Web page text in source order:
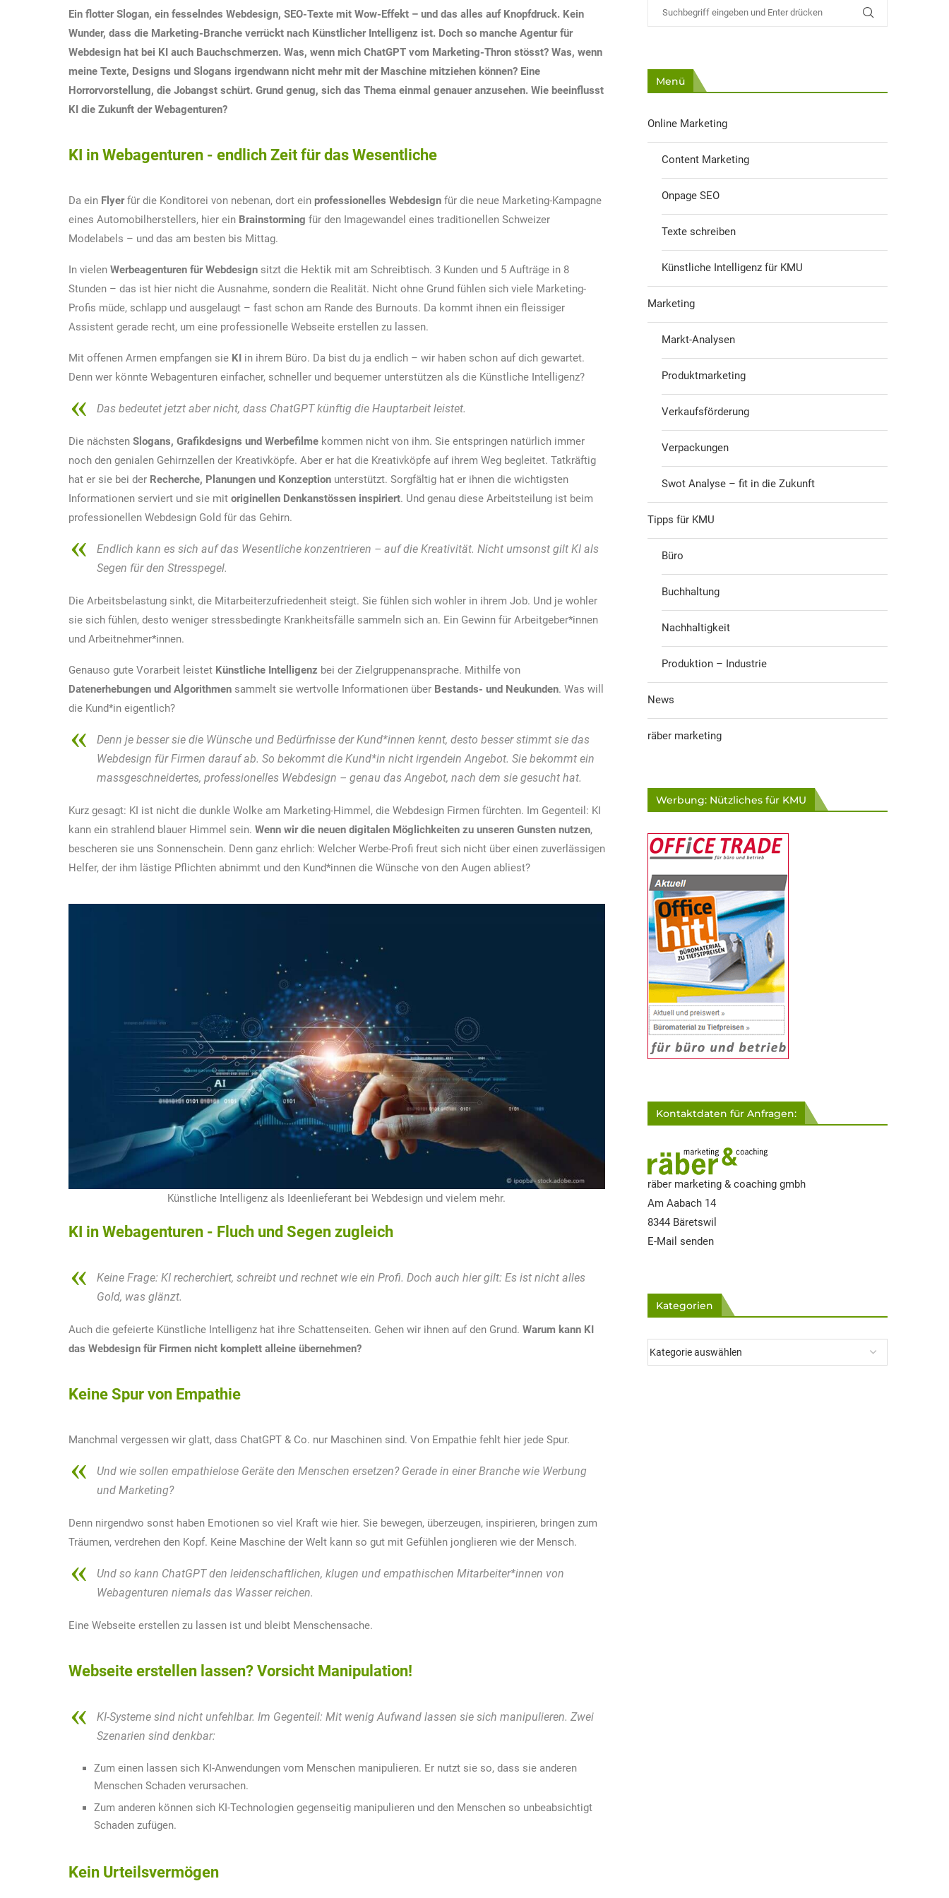
Ein flotter Slogan, ein fesselndes Webdesign, SEO-Texte mit Wow-Effekt – und das alles auf Knopfdruck. Kein
Wunder, dass die Marketing-Branche verrückt nach Künstlicher Intelligenz ist. Doch so manche Agentur für
Webdesign hat bei KI auch Bauchschmerzen. Was, wenn mich ChatGPT vom Marketing-Thron stösst? Was, wenn
meine Texte, Designs und Slogans irgendwann nicht mehr mit der Maschine mitziehen können? Eine
Horrorvorstellung, die Jobangst schürt. Grund genug, sich das Thema einmal genauer anzusehen. Wie beeinflusst
KI die Zukunft der Webagenturen?
KI in Webagenturen - endlich Zeit für das Wesentliche
Da ein Flyerfür die Konditorei von nebenan, dort ein professionelles Webdesign für die neue Marketing-Kampagne
eines Automobilherstellers, hier ein Brainstorming für den Imagewandel eines traditionellen Schweizer
Modelabels – und das am besten bis Mittag.
In vielen Werbeagenturen für Webdesign sitzt die Hektik mit am Schreibtisch. 3 Kunden und 5 Aufträge in 8
Stunden – das ist hier nicht die Ausnahme, sondern die Realität. Nicht ohne Grund fühlen sich viele Marketing-
Profis müde, schlapp und ausgelaugt – fast schon am Rande des Burnouts. Da kommt ihnen ein fleissiger
Assistent gerade recht, um eine professionelle Webseite erstellen zu lassen.
Mit offenen Armen empfangen sie KI in ihrem Büro. Da bist du ja endlich – wir haben schon auf dich gewartet.
Denn wer könnte Webagenturen einfacher, schneller und bequemer unterstützen als die Künstliche Intelligenz?
Das bedeutet jetzt aber nicht, dass ChatGPT künftig die Hauptarbeit leistet.
Die nächsten Slogans, Grafikdesigns und Werbefilme kommen nicht von ihm. Sie entspringen natürlich immer
noch den genialen Gehirnzellen der Kreativköpfe. Aber er hat die Kreativköpfe auf ihrem Weg begleitet. Tatkräftig
hat er sie bei der Recherche, Planungen und Konzeption unterstützt. Sorgfältig hat er ihnen die wichtigsten
Informationen serviert und sie mit originellen Denkanstössen inspiriert. Und genau diese Arbeitsteilung ist beim
professionellen Webdesign Gold für das Gehirn.
Endlich kann es sich auf das Wesentliche konzentrieren – auf die Kreativität. Nicht umsonst gilt KI als
Segen für den Stresspegel.
Die Arbeitsbelastung sinkt, die Mitarbeiterzufriedenheit steigt. Sie fühlen sich wohler in ihrem Job. Und je wohler
sie sich fühlen, desto weniger stressbedingte Krankheitsfälle sammeln sich an. Ein Gewinn für Arbeitgeber*innen
und Arbeitnehmer*innen.
Genauso gute Vorarbeit leistet Künstliche Intelligenz bei der Zielgruppenansprache. Mithilfe von
Datenerhebungen und Algorithmen sammelt sie wertvolle Informationen über Bestands- und Neukunden. Was will
die Kund*in eigentlich?
Denn je besser sie die Wünsche und Bedürfnisse der Kund*innen kennt, desto besser stimmt sie das
Webdesign für Firmen darauf ab. So bekommt die Kund*in nicht irgendein Angebot. Sie bekommt ein
massgeschneidertes, professionelles Webdesign – genau das Angebot, nach dem sie gesucht hat.
Kurz gesagt: KI ist nicht die dunkle Wolke am Marketing-Himmel, die Webdesign Firmen fürchten. Im Gegenteil: KI
kann ein strahlend blauer Himmel sein. Wenn wir die neuen digitalen Möglichkeiten zu unseren Gunsten nutzen,
bescheren sie uns Sonnenschein. Denn ganz ehrlich: Welcher Werbe-Profi freut sich nicht über einen zuverlässigen
Helfer, der ihm lästige Pflichten abnimmt und den Kund*innen die Wünsche von den Augen abliest?
Künstliche Intelligenz als Ideenlieferant bei Webdesign und vielem mehr.
KI in Webagenturen - Fluch und Segen zugleich
Keine Frage: KI recherchiert, schreibt und rechnet wie ein Profi. Doch auch hier gilt: Es ist nicht alles
Gold, was glänzt.
Auch die gefeierte Künstliche Intelligenz hat ihre Schattenseiten. Gehen wir ihnen auf den Grund. Warum kann KI
das Webdesign für Firmen nicht komplett alleine übernehmen?
Keine Spur von Empathie
Manchmal vergessen wir glatt, dass ChatGPT & Co. nur Maschinen sind. Von Empathie fehlt hier jede Spur.
Und wie sollen empathielose Geräte den Menschen ersetzen? Gerade in einer Branche wie Werbung
und Marketing?
Denn nirgendwo sonst haben Emotionen so viel Kraft wie hier. Sie bewegen, überzeugen, inspirieren, bringen zum
Träumen, verdrehen den Kopf. Keine Maschine der Welt kann so gut mit Gefühlen jonglieren wie der Mensch.
Und so kann ChatGPT den leidenschaftlichen, klugen und empathischen Mitarbeiter*innen von
Webagenturen niemals das Wasser reichen.
Eine Webseite erstellen zu lassen ist und bleibt Menschensache.
Webseite erstellen lassen? Vorsicht Manipulation!
KI-Systeme sind nicht unfehlbar. Im Gegenteil: Mit wenig Aufwand lassen sie sich manipulieren. Zwei
Szenarien sind denkbar:
Zum einen lassen sich KI-Anwendungen vom Menschen manipulieren. Er nutzt sie so, dass sie anderen
Menschen Schaden verursachen.
Zum anderen können sich KI-Technologien gegenseitig manipulieren und den Menschen so unbeabsichtigt
Schaden zufügen.
Kein Urteilsvermögen
Menü
Online Marketing
Content Marketing
Onpage SEO
Texte schreiben
Künstliche Intelligenz für KMU
Marketing
Markt-Analysen
Produktmarketing
Verkaufsförderung
Verpackungen
Swot Analyse – fit in die Zukunft
Tipps für KMU
Büro
Buchhaltung
Nachhaltigkeit
Produktion – Industrie
News
räber marketing
Werbung: Nützliches für KMU
Kontaktdaten für Anfragen:
räber marketing & coaching gmbh
Am Aabach 14
8344 Bäretswil
E-Mail senden
Kategorien